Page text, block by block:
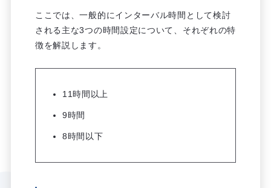
ここでは、一般的にインターバル時間として検討
される主な3つの時間設定について、それぞれの特
徴を解説します。
11時間以上
9時間
8時間以下